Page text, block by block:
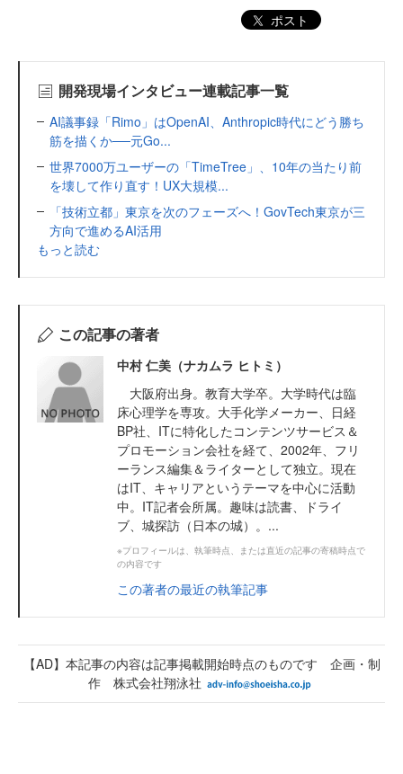
ポスト
開発現場インタビュー連載記事一覧
AI議事録「Rimo」はOpenAI、Anthropic時代にどう勝ち
筋を描くか──元Go...
世界7000万ユーザーの「TimeTree」、10年の当たり前
を壊して作り直す！UX大規模...
「技術立都」東京を次のフェーズへ！GovTech東京が三
方向で進めるAI活用
もっと読む
この記事の著者
中村 仁美（ナカムラ ヒトミ）
大阪府出身。教育大学卒。大学時代は臨
床心理学を専攻。大手化学メーカー、日経
BP社、ITに特化したコンテンツサービス＆
プロモーション会社を経て、2002年、フリ
ーランス編集＆ライターとして独立。現在
はIT、キャリアというテーマを中心に活動
中。IT記者会所属。趣味は読書、ドライ
ブ、城探訪（日本の城）。...
※プロフィールは、執筆時点、または直近の記事の寄稿時点で
の内容です
この著者の最近の執筆記事
【AD】本記事の内容は記事掲載開始時点のものです 企画・制
作 株式会社翔泳社